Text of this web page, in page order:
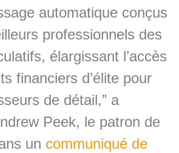
automatique conçus
professionnels des
élargissant l’accès
financiers d’élite pour
de détail,” a
Peek, le patron de
un communiqué de